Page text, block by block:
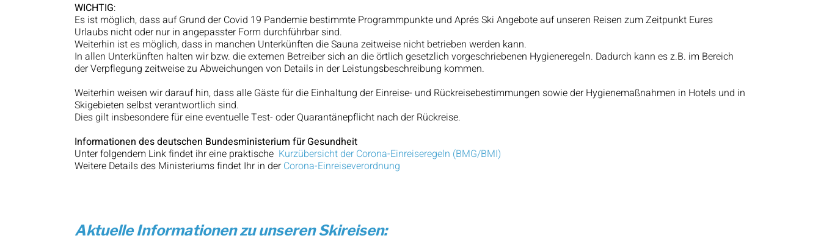
WICHTIG:
Es ist möglich, dass auf Grund der Covid 19 Pandemie bestimmte Programmpunkte und Aprés Ski Angebote auf unseren Reisen zum Zeitpunkt Eures
Urlaubs nicht oder nur in angepasster Form durchführbar sind.
Weiterhin ist es möglich, dass in manchen Unterkünften die Sauna zeitweise nicht betrieben werden kann.
In allen Unterkünften halten wir bzw. die externen Betreiber sich an die örtlich gesetzlich vorgeschriebenen Hygieneregeln. Dadurch kann es z.B. im Bereich
der Verpflegung zeitweise zu Abweichungen von Details in der Leistungsbeschreibung kommen.
Weiterhin weisen wir darauf hin, dass alle Gäste für die Einhaltung der Einreise- und Rückreisebestimmungen sowie der Hygienemaßnahmen in Hotels und in
Skigebieten selbst verantwortlich sind.
Dies gilt insbesondere für eine eventuelle Test- oder Quarantänepflicht nach der Rückreise.
Informationen des deutschen Bundesministerium für Gesundheit
Unter folgendem Link findet ihr eine praktische Kurzübersicht der Corona-Einreiseregeln (BMG/BMI)
Weitere Details des Ministeriums findet Ihr in der Corona-Einreiseverordnung
Aktuelle Informationen zu unseren Skireisen: